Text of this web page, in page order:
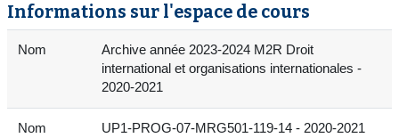
Informations sur l'espace de cours
Nom
Archive année 2023-2024 M2R Droit
international et organisations internationales -
2020-2021
Nom
UP1-PROG-07-MRG501-119-14 - 2020-2021